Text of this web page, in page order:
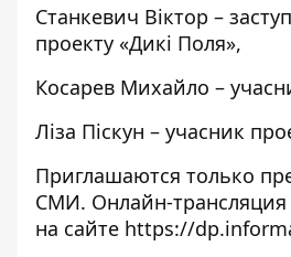
Станкевич Віктор –
проекту «Дикі Поля»,
Косарев Михайло –
Ліза Піскун – учасник
Приглашаются только
СМИ. Онлайн-трансляция
на сайте https://